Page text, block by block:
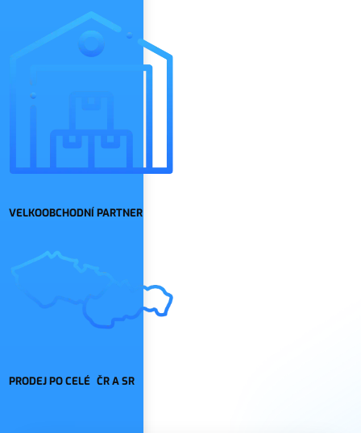
VELKOOBCHODNÍ PARTNER
PRODEJ PO CELÉ ČR A SR